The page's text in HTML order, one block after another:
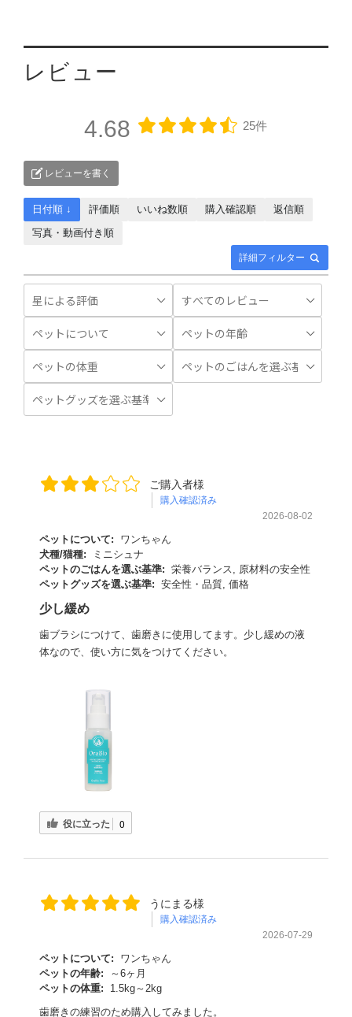
レビュー
4.68 25件
レビューを書く
詳細フィルター
日付順 ↓ 評価順 いいね数順 購入確認順
返信順
写真・動画付き順
ご購入者様
購入確認済み
2026-08-02
ペットについて:
ワンちゃん
犬種/猫種:
ミニシュナ
ペットのごはんを選ぶ基準: 栄養バランス, 原材料の安全性
ペットグッズを選ぶ基準: 安全性・品質, 価格
少し緩め
歯ブラシにつけて、歯磨きに使用してます。少し緩めの液
体なので、使い方に気をつけてください。
役に立った 0
うにまる様
購入確認済み
2026-07-29
ペットについて:
ワンちゃん
ペットの年齢:
～6ヶ月
ペットの体重:
1.5kg～2kg
歯磨きの練習のため購入してみました。